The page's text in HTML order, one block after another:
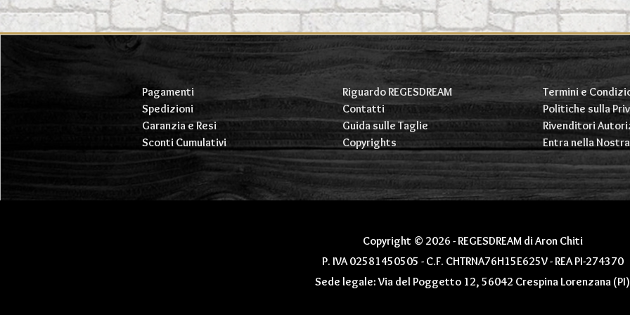
possono
essere
scelte
nella
pagina
del
prodotto
possono
essere
scelte
nella
pagina
del
prodotto
Pagamenti
Spedizioni
Garanzia e Resi
Sconti Cumulativi
Riguardo REGESDREAM
Contatti
Guida sulle Taglie
Copyrights
Termini e
Politiche sulla
Rivenditori
Entra nella
Copyright © 2026 - REGESDREAM di Aron Chiti
P. IVA 02581450505 - C.F. CHTRNA76H15E625V - REA PI-274370
Sede legale: Via del Poggetto 12, 56042 Crespina Lorenzana (PI)